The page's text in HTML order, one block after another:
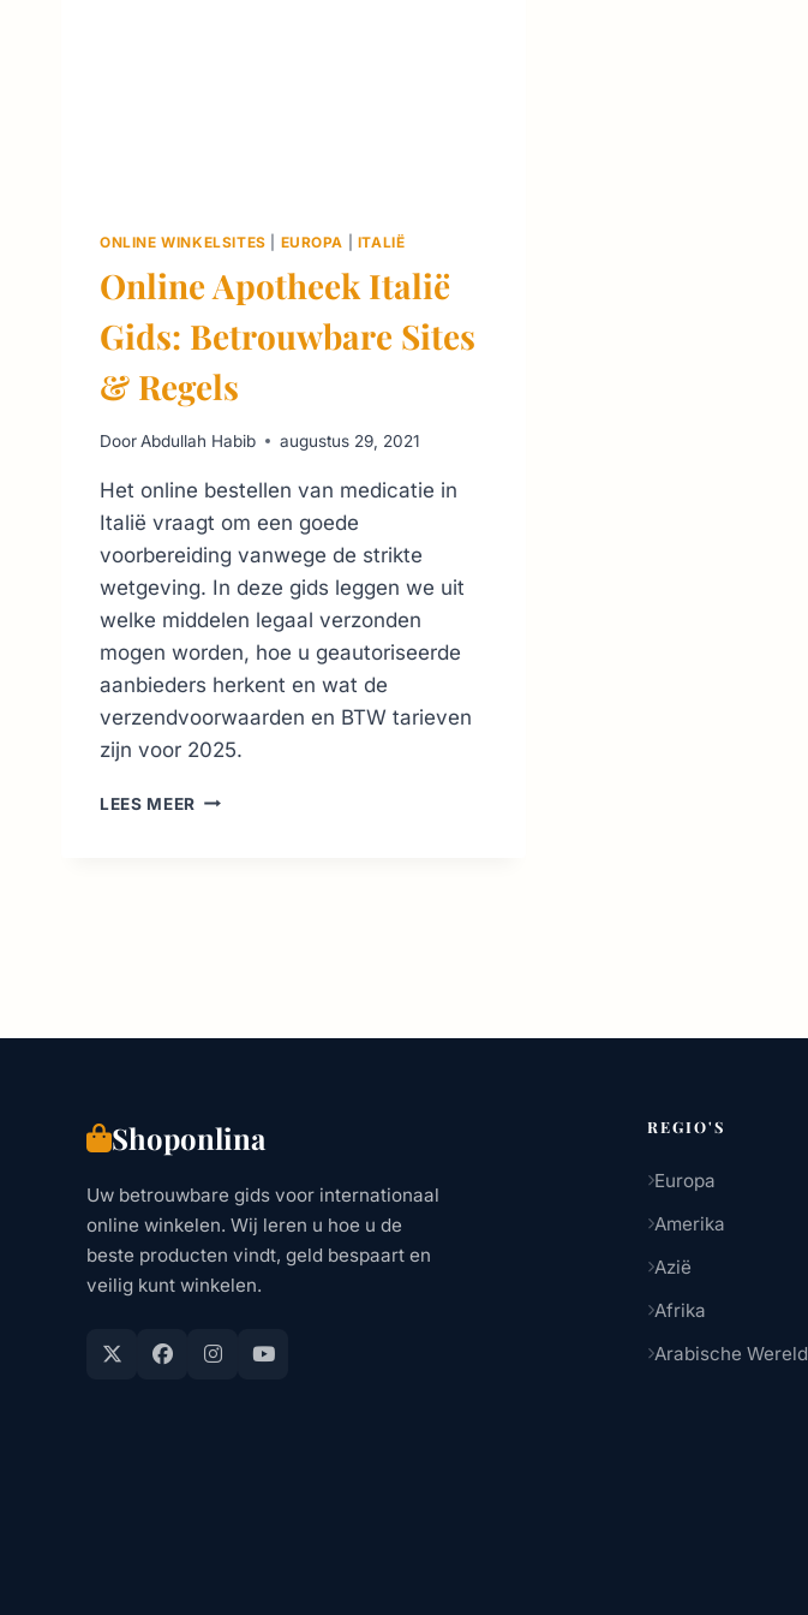
ONLINE WINKELSITES EUROPA ITALIË
Online Apotheek Italië
Gids: Betrouwbare Sites
& Regels
DoorAbdullah Habib augustus 29, 2021
Het online bestellen van medicatie in
Italië vraagt om een goede
voorbereiding vanwege de strikte
wetgeving. In deze gids leggen we uit
welke middelen legaal verzonden
mogen worden, hoe u geautoriseerde
aanbieders herkent en wat de
verzendvoorwaarden en BTW tarieven
zijn voor 2025.
LEES MEER ONLINE
Shoponlina
Uw betrouwbare gids voor internationaal
online winkelen. Wij leren u hoe u de
beste producten vindt, geld bespaart en
veilig kunt winkelen.
REGIO'S
Europa
Amerika
Azië
Afrika
Arabische Wereld